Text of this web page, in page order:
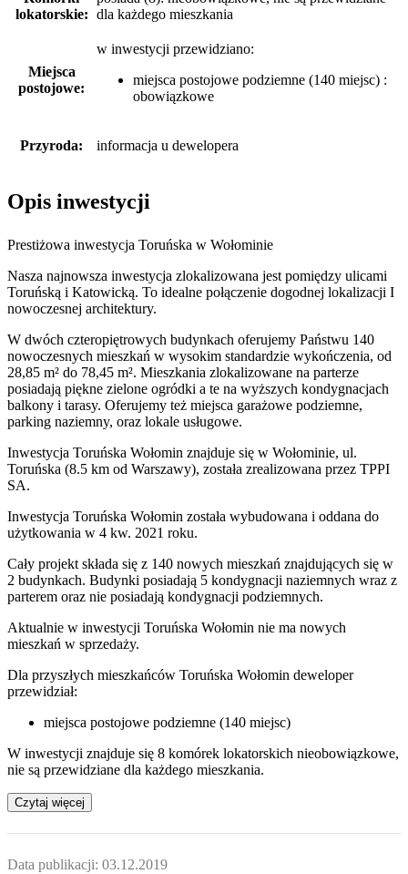
lokatorskie: dla każdego mieszkania
Miejsca
postojowe:
w inwestycji przewidziano:
miejsca postojowe podziemne (140 miejsc) :
obowiązkowe
Przyroda: informacja u dewelopera
Opis inwestycji
Prestiżowa inwestycja Toruńska w Wołominie
Nasza najnowsza inwestycja zlokalizowana jest pomiędzy ulicami
Toruńską i Katowicką. To idealne połączenie dogodnej lokalizacji I
nowoczesnej architektury.
W dwóch czteropiętrowych budynkach oferujemy Państwu 140
nowoczesnych mieszkań w wysokim standardzie wykończenia, od
28,85 m² do 78,45 m². Mieszkania zlokalizowane na parterze
posiadają piękne zielone ogródki a te na wyższych kondygnacjach
balkony i tarasy. Oferujemy też miejsca garażowe podziemne,
parking naziemny, oraz lokale usługowe.
Inwestycja Toruńska Wołomin znajduje się w Wołominie, ul.
Toruńska (8.5 km od Warszawy), została zrealizowana przez TPPI
SA.
Inwestycja Toruńska Wołomin została wybudowana i oddana do
użytkowania w 4 kw. 2021 roku.
Cały projekt składa się z 140 nowych mieszkań znajdujących się w
2 budynkach. Budynki posiadają 5 kondygnacji naziemnych wraz z
parterem oraz nie posiadają kondygnacji podziemnych.
Aktualnie w inwestycji Toruńska Wołomin nie ma nowych
mieszkań w sprzedaży.
Dla przyszłych mieszkańców Toruńska Wołomin deweloper
przewidział:
miejsca postojowe podziemne (140 miejsc)
W inwestycji znajduje się 8 komórek lokatorskich nieobowiązkowe,
nie są przewidziane dla każdego mieszkania.
Czytaj więcej
Data publikacji: 03.12.2019